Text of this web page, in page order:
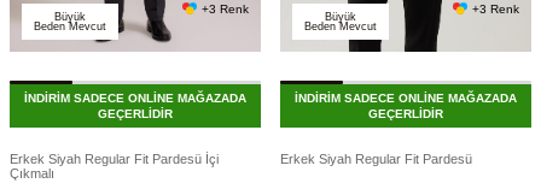
Büyük
Beden Mevcut
+3 Renk
İNDİRİM SADECE ONLİNE MAĞAZADA
GEÇERLİDİR
Erkek Siyah Regular Fit Pardesü İçi
Çıkmalı
Büyük
Beden Mevcut
+3 Renk
İNDİRİM SADECE ONLİNE MAĞAZADA
GEÇERLİDİR
Erkek Siyah Regular Fit Pardesü